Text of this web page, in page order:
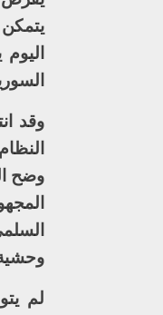
وقد
لم